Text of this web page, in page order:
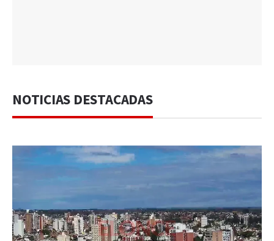
NOTICIAS DESTACADAS